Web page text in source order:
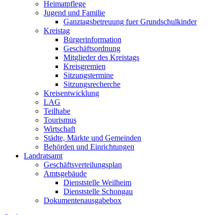
Heimatpflege
Jugend und Familie
Ganztagsbetreuung fuer Grundschulkinder
Kreistag
Bürgerinformation
Geschäftsordnung
Mitglieder des Kreistags
Kreisgremien
Sitzungstermine
Sitzungsrecherche
Kreisentwicklung
LAG
Teilhabe
Tourismus
Wirtschaft
Städte, Märkte und Gemeinden
Behörden und Einrichtungen
Landratsamt
Geschäftsverteilungsplan
Amtsgebäude
Dienststelle Weilheim
Dienststelle Schongau
Dokumentenausgabebox